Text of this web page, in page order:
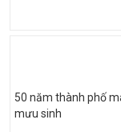
50 năm thành phố
mưu sinh